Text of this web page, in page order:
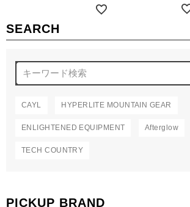
SEARCH
CAYL HYPERLITE MOUNTAIN GEAR
ENLIGHTENED EQUIPMENT Afterglow
TECH COUNTRY
PICKUP BRAND